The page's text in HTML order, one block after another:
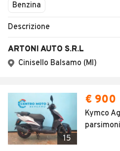
Benzina
Descrizione
ARTONI AUTO S.R.L
Cinisello Balsamo (MI)
15
€ 900
Kymco